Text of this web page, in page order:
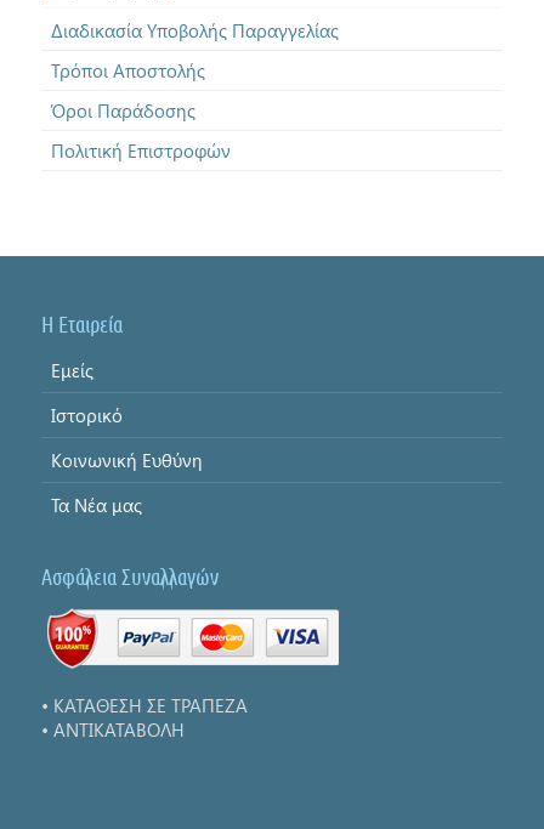
Διαδικασία Υποβολής Παραγγελίας
Τρόποι Αποστολής
Όροι Παράδοσης
Πολιτική Επιστροφών
Η Εταιρεία
Εμείς
Ιστορικό
Κοινωνική Ευθύνη
Τα Νέα μας
Ασφάλεια Συναλλαγών
• ΚΑΤΑΘΕΣΗ ΣΕ ΤΡΑΠΕΖΑ
• ΑΝΤΙΚΑΤΑΒΟΛΗ